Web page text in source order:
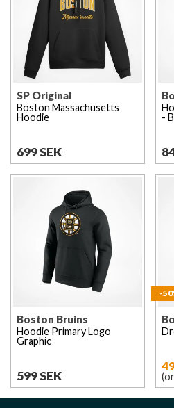
SP Original
Boston Massachusetts
Hoodie
699 SEK
-
Boston Bruins
Hoodie Primary Logo
Graphic
599 SEK
-